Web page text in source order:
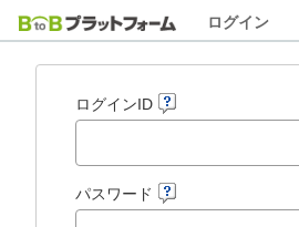
ログイン
ログインID
パスワード